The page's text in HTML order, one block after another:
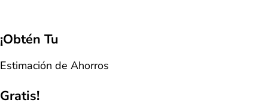
¡Obtén Tu
Estimación de Ahorros
Gratis!